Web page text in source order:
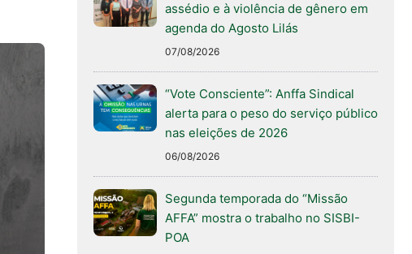
assédio e à violência de gênero em
agenda do Agosto Lilás
07/08/2026
“Vote Consciente”: Anffa Sindical
alerta para o peso do serviço público
nas eleições de 2026
06/08/2026
Segunda temporada do “Missão
AFFA” mostra o trabalho no SISBI-
POA